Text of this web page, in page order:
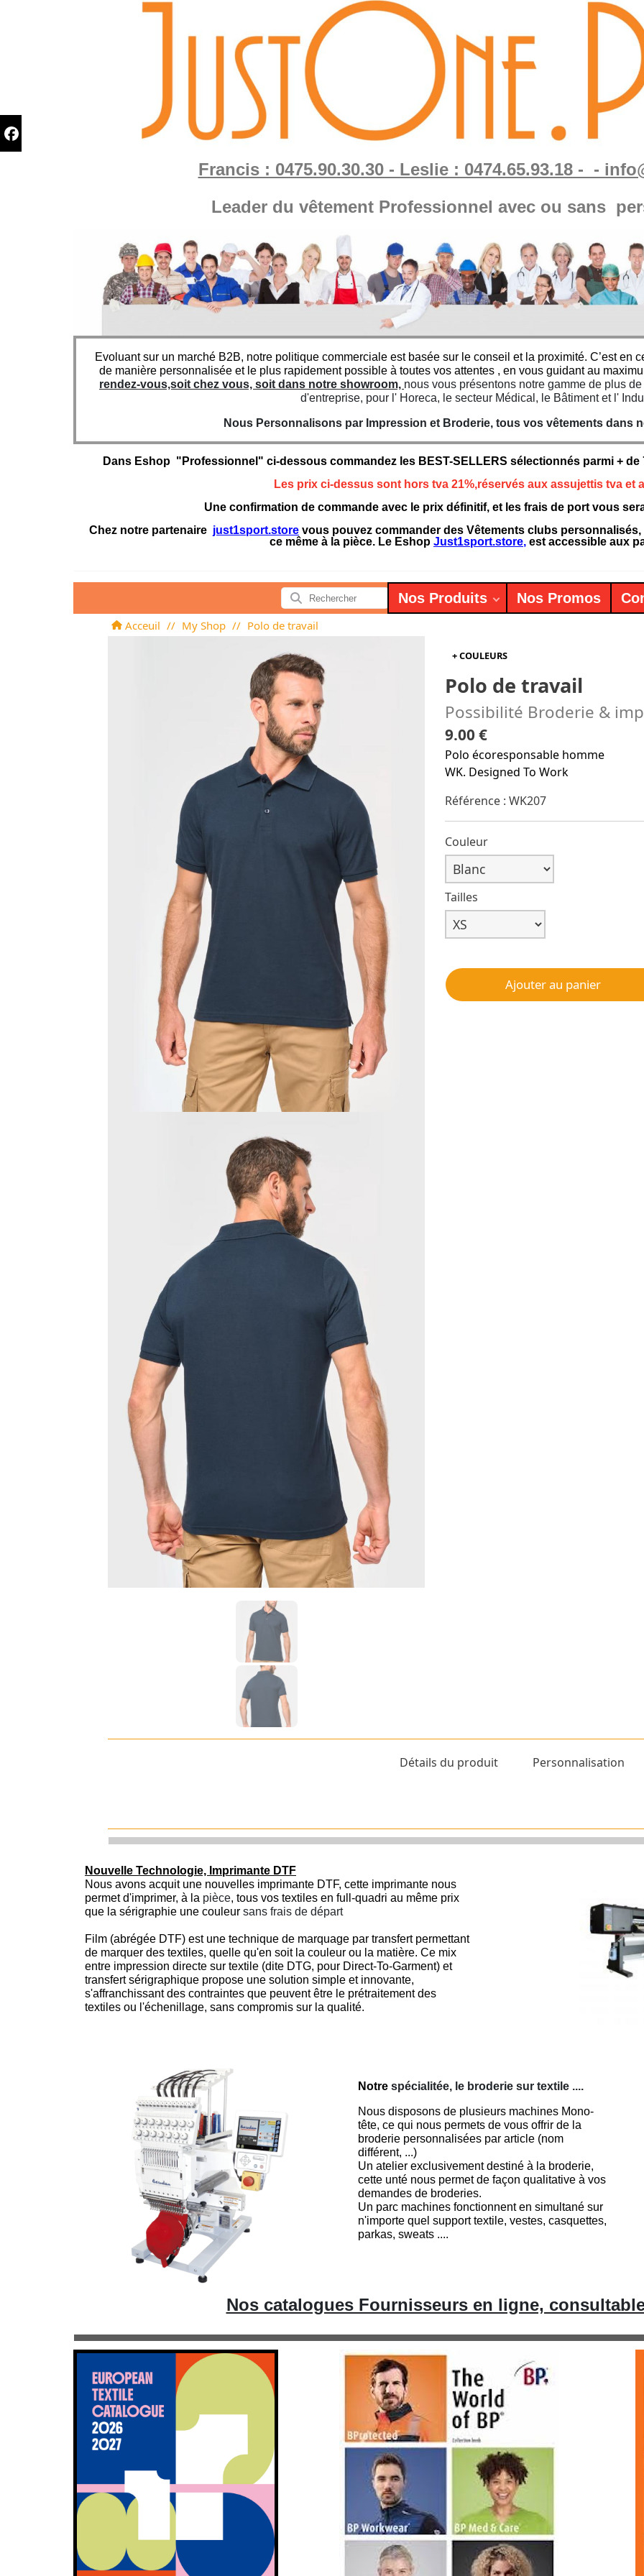
Francis : 0475.90.30.30 - Leslie : 0474.65.93.18 - -
Leader du vêtement Professionnel avec ou sans
Evoluant sur un marché B2B, notre politique commerciale est basée sur le conseil et la proximité. C’est en
de manière personnalisée et le plus rapidement possible à toutes vos attentes , en vous guidant au
rendez-vous,soit chez vous, soit dans notre showroom, nous vous présentons notre gamme de plus
d'entreprise, pour l' Horeca, le secteur Médical, le Bâtiment et l'
Nous Personnalisons par Impression et Broderie, tous vos vêtements dans
Dans Eshop "Professionnel" ci-dessous commandez les BEST-SELLERS sélectionnés parmi +
Les prix ci-dessus sont hors tva 21%,réservés aux assujettis tva et
Une confirmation de commande avec le prix définitif, et les frais de port vous
Chez notre partenaire just1sport.store vous pouvez commander des Vêtements clubs
ce même à la pièce. Le Eshop Just1sport.store, est accessible aux
Nos Produits Nos Promos
Acceuil // My Shop // Polo de travail
+ COULEURS
Polo de travail
Possibilité Broderie &
9.00 €
Polo écoresponsable homme
WK. Designed To Work
Référence : WK207
Couleur
Tailles
Ajouter au panier
Détails du produit Personnalisation
Nouvelle Technologie, Imprimante DTF
Nous avons acquit une nouvelles imprimante DTF, cette imprimante nous
permet d'imprimer, à la pièce, tous vos textiles en full-quadri au même prix
que la sérigraphie une couleur sans frais de départ
Film (abrégée DTF) est une technique de marquage par transfert permettant
de marquer des textiles, quelle qu'en soit la couleur ou la matière. Ce mix
entre impression directe sur textile (dite DTG, pour Direct-To-Garment) et
transfert sérigraphique propose une solution simple et innovante,
s'affranchissant des contraintes que peuvent être le prétraitement des
textiles ou l'échenillage, sans compromis sur la qualité.
Notre spécialitée, le broderie sur textile ....
Nous disposons de plusieurs machines Mono-
tête, ce qui nous permets de vous offrir de la
broderie personnalisées par article (nom
différent, ...)
Un atelier exclusivement destiné à la broderie,
cette unté nous permet de façon qualitative à vos
demandes de broderies.
Un parc machines fonctionnent en simultané sur
n'importe quel support textile, vestes, casquettes,
parkas, sweats ....
Nos catalogues Fournisseurs en ligne,